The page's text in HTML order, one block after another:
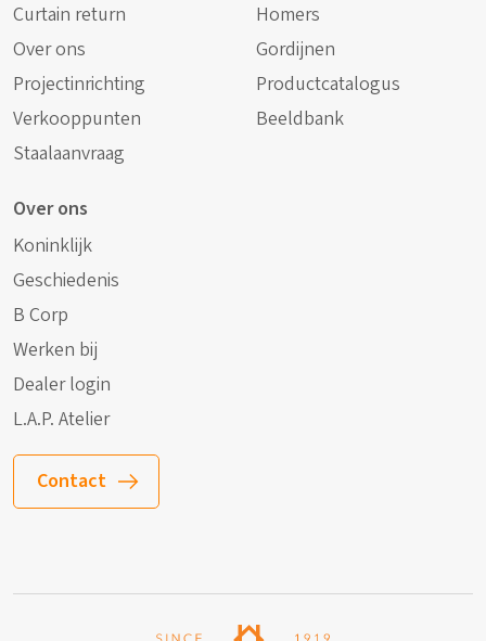
Curtain return
Over ons
Projectinrichting
Verkooppunten
Staalaanvraag
Homers
Gordijnen
Productcatalogus
Beeldbank
Over ons
Koninklijk
Geschiedenis
B Corp
Werken bij
Dealer login
L.A.P. Atelier
Contact